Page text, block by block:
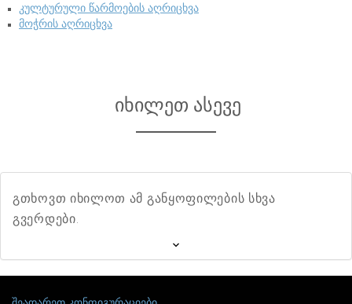
კულტურული წარმოების აღრიცხვა
მოჭრის აღრიცხვა
იხილეთ ასევე
გთხოვთ იხილოთ ამ განყოფილების სხვა
გვერდები.